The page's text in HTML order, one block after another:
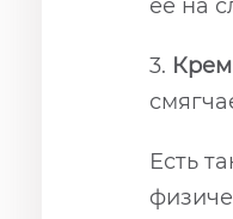
ее на
3.
Есть